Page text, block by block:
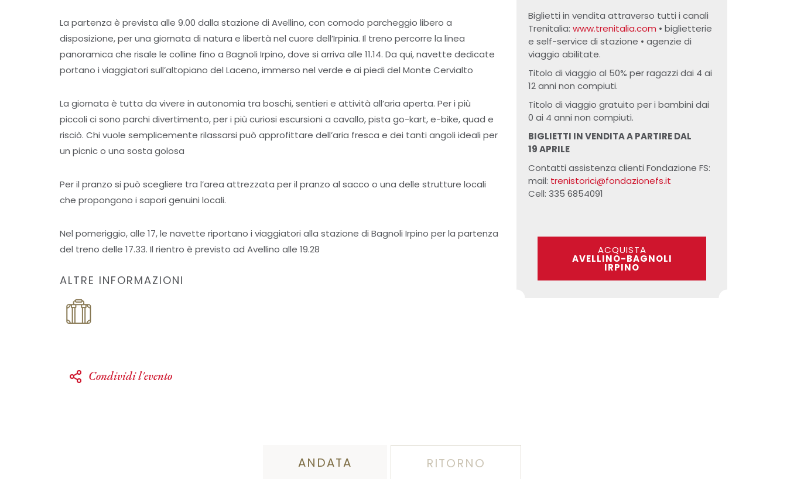
La partenza è prevista alle 9.00 dalla stazione di Avellino, con comodo parcheggio libero a
disposizione, per una giornata di natura e libertà nel cuore dell’Irpinia. Il treno percorre la linea
panoramica che risale le colline fino a Bagnoli Irpino, dove si arriva alle 11.14. Da qui, navette dedicate
portano i viaggiatori sull’altopiano del Laceno, immerso nel verde e ai piedi del Monte Cervialto
La giornata è tutta da vivere in autonomia tra boschi, sentieri e attività all’aria aperta. Per i più
piccoli ci sono parchi divertimento, per i più curiosi escursioni a cavallo, pista go-kart, e-bike, quad e
risciò. Chi vuole semplicemente rilassarsi può approfittare dell’aria fresca e dei tanti angoli ideali per
un picnic o una sosta golosa
Per il pranzo si può scegliere tra l’area attrezzata per il pranzo al sacco o una delle strutture locali
che propongono i sapori genuini locali.
Nel pomeriggio, alle 17, le navette riportano i viaggiatori alla stazione di Bagnoli Irpino per la partenza
del treno delle 17.33. Il rientro è previsto ad Avellino alle 19.28
ALTRE INFORMAZIONI
Condividi l'evento
Biglietti in vendita attraverso tutti i canali
Trenitalia: www.trenitalia.com • biglietterie
e self-service di stazione • agenzie di
viaggio abilitate.
Titolo di viaggio al 50% per ragazzi dai 4 ai
12 anni non compiuti.
Titolo di viaggio gratuito per i bambini dai
0 ai 4 anni non compiuti.
BIGLIETTI IN VENDITA A PARTIRE DAL
19 APRILE
Contatti assistenza clienti Fondazione FS:
mail: trenistorici@fondazionefs.it
Cell: 335 6854091
ACQUISTA
AVELLINO-BAGNOLI
IRPINO
ANDATA RITORNO